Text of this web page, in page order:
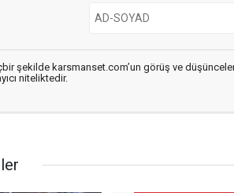
şekilde karsmanset.com’un görüş ve
niteliktedir.